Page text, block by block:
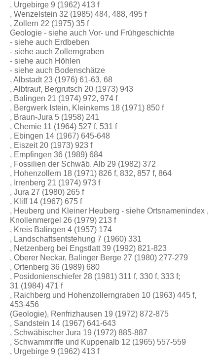
, Urgebirge 9 (1962) 413 f
, Wenzelstein 32 (1985) 484, 488, 495 f
, Zollern 22 (1975) 35 f
Geologie - siehe auch Vor- und Frühgeschichte
- siehe auch Erdbeben
- siehe auch Zollerngraben
- siehe auch Höhlen
- siehe auch Bodenschätze
, Albstadt 23 (1976) 61-63, 68
, Albtrauf, Bergrutsch 20 (1973) 943
, Balingen 21 (1974) 972, 974 f
, Bergwerk Istein, Kleinkems 18 (1971) 850 f
, Braun-Jura 5 (1958) 241
, Chemie 11 (1964) 527 f, 531 f
, Ebingen 14 (1967) 645-648
, Eiszeit 20 (1973) 923 f
, Empfingen 36 (1989) 684
, Fossilien der Schwäb. Alb 29 (1982) 372
, Hohenzollern 18 (1971) 826 f, 832, 857 f, 864
, Irrenberg 21 (1974) 973 f
, Jura 27 (1980) 265 f
, Kliff 14 (1967) 675 f
, Heuberg und Kleiner Heuberg - siehe Ortsnamenindex ,
Knollenmergel 26 (1979) 213 f
, Kreis Balingen 4 (1957) 174
, Landschaftsentstehung 7 (1960) 331
, Netzenberg bei Engstlatt 39 (1992) 821-823
, Oberer Neckar, Balinger Berge 27 (1980) 277-279
, Ortenberg 36 (1989) 680
, Posidonienschiefer 28 (1981) 311 f, 330 f, 333 f;
31 (1984) 471 f
, Raichberg und Hohenzollerngraben 10 (1963) 445 f,
453-456
(Geologie), Renfrizhausen 19 (1972) 872-875
, Sandstein 14 (1967) 641-643
, Schwäbischer Jura 19 (1972) 885-887
, Schwammriffe und Kuppenalb 12 (1965) 557-559
, Urgebirge 9 (1962) 413 f